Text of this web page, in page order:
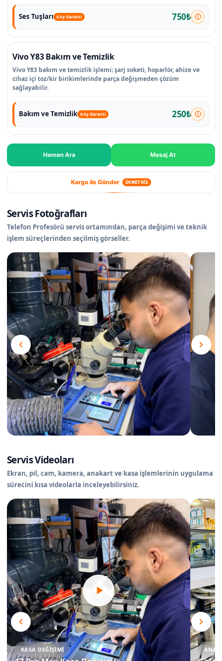
Ses Tuşları 6 Ay Garanti 750₺
Vivo Y83 Bakım ve Temizlik
Vivo Y83 bakım ve temizlik işlemi; şarj soketi, hoparlör, ahize ve
cihaz içi toz/kir birikimlerinde parça değişmeden çözüm
sağlayabilir.
Bakım ve Temizlik 6 Ay Garanti 250₺
Hemen Ara Mesaj At
Kargo ile Gönder ÜCRETSİZ
Servis Fotoğrafları
Telefon Profesörü servis ortamından, parça değişimi ve teknik
işlem süreçlerinden seçilmiş görseller.
Servis Videoları
Ekran, pil, cam, kamera, anakart ve kasa işlemlerinin uygulama
sürecini kısa videolarla inceleyebilirsiniz.
KASA DEĞIŞIMI